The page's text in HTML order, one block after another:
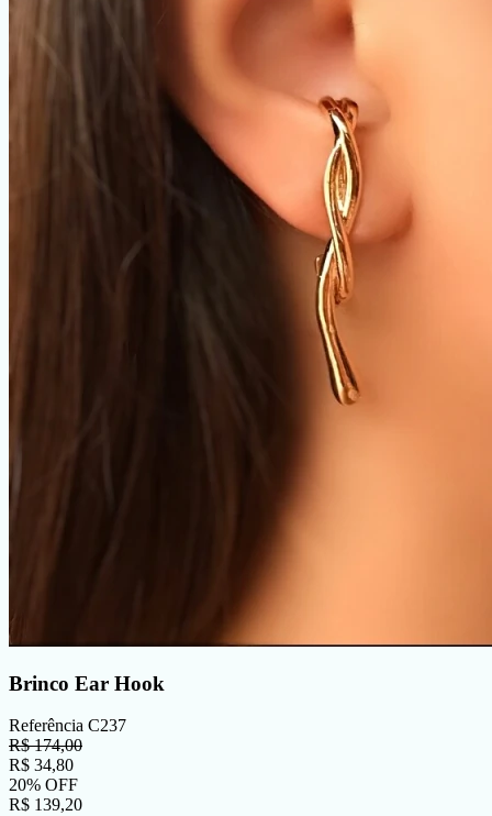
Brinco Ear Hook
Referência C237
R$174,00
R$ 34,80
20% OFF
R$ 139,20